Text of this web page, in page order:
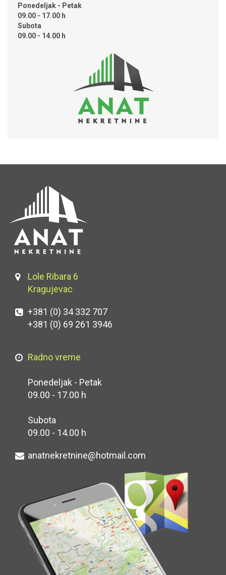
Ponedeljak - Petak
09.00 - 17.00 h
Subota
09.00 - 14.00 h
Lole Ribara 6
Kragujevac
+381 (0) 34 332 707
+381 (0) 69 261 3946
Radno vreme
Ponedeljak - Petak
09.00 - 17.00 h
Subota
09.00 - 14.00 h
anatnekretnine@hotmail.com